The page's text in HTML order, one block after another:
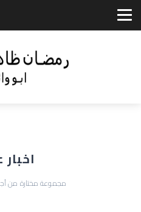
مجموعة مختارة من